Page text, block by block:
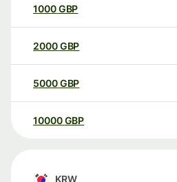
1000GBP
2000GBP
5000GBP
10000 GBP
KRW